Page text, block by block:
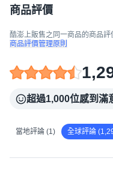
商品評價
酷澎上販售之同一商品的商品評
商品評價管理原則
超過1,000位感到滿
當地評論 (1) 全球評論